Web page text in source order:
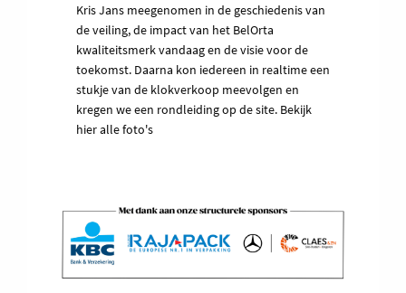
Kris Jans meegenomen in de geschiedenis van
de veiling, de impact van het BelOrta
kwaliteitsmerk vandaag en de visie voor de
toekomst. Daarna kon iedereen in realtime een
stukje van de klokverkoop meevolgen en
kregen we een rondleiding op de site. Bekijk
hier alle foto's